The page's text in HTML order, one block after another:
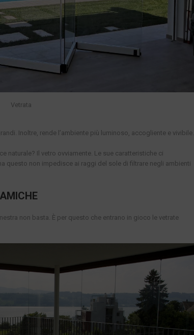
Vetrata
Inoltre, rende l’ambiente più luminoso, accogliente e vivibile.
naturale? Il vetro ovviamente. Le sue caratteristiche ci
questo non impedisce ai raggi del sole di filtrare negli ambienti
non basta. È per questo che entrano in gioco le vetrate